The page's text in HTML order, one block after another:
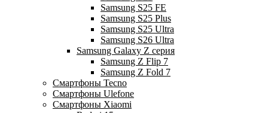
Samsung S25 FE
Samsung S25 Plus
Samsung S25 Ultra
Samsung S26 Ultra
Samsung Galaxy Z серия
Samsung Z Flip 7
Samsung Z Fold 7
Смартфоны Tecno
Смартфоны Ulefone
Смартфоны Xiaomi